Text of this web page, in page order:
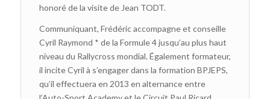
honoré de la visite de Jean TODT.
Communiquant, Frédéric accompagne et conseille
Cyril Raymond * de la Formule 4 jusqu’au plus haut
niveau du Rallycross mondial. Également formateur,
il incite Cyril à s’engager dans la formation BPJEPS,
qu’il effectuera en 2013 en alternance entre